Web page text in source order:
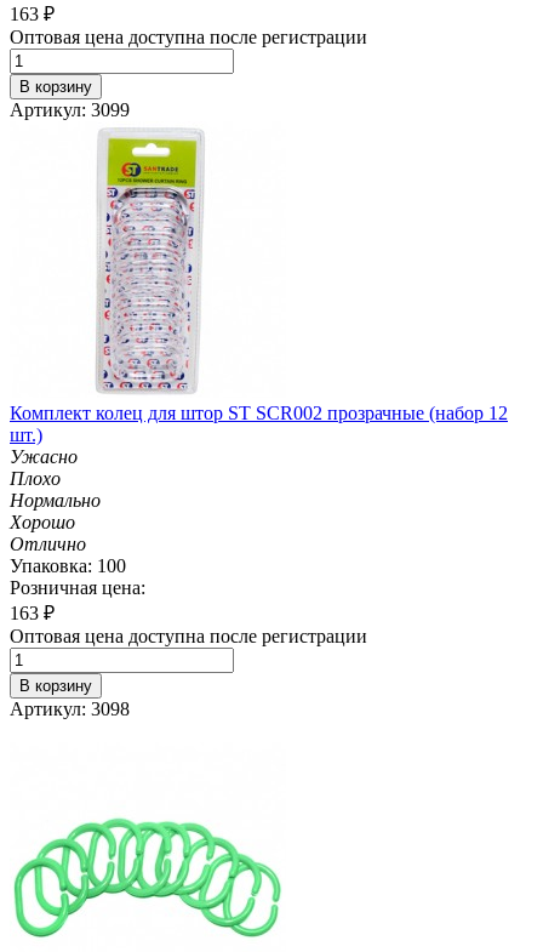
163 ₽
Оптовая цена доступна после регистрации
В корзину
Артикул: 3099
Комплект колец для штор ST SCR002 прозрачные (набор 12
шт.)
Ужасно
Плохо
Нормально
Хорошо
Отлично
Упаковка: 100
Розничная цена:
163 ₽
Оптовая цена доступна после регистрации
В корзину
Артикул: 3098